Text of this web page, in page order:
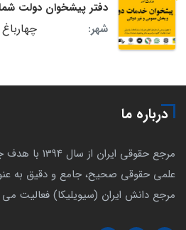
دفتر پیشخوان دولت شماره 73401036 آغچه
شهر:
چهارباغ
درباره ما
مرجع حقوقی
علمی حقوقی صحیح، جامع و دقیق به
مرجع دانش ایران (سیویلیکا) فعالیت می